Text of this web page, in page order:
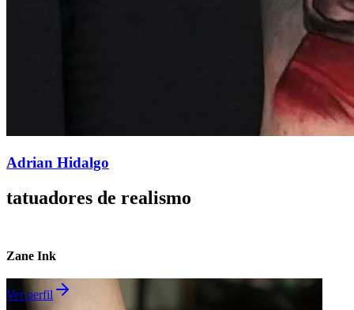
Adrian Hidalgo
tatuadores de realismo
Zane Ink
Ver perfil